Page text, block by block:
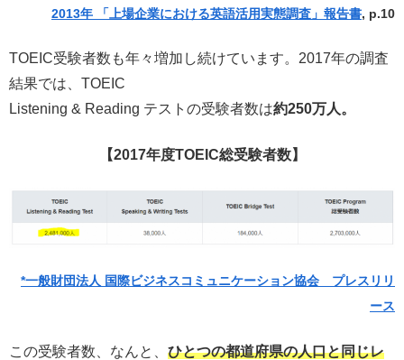
2013年 「上場企業における英語活用実態調査」報告書, p.10
TOEIC受験者数も年々増加し続けています。2017年の調査
結果では、TOEIC
Listening & Reading テストの受験者数は約250万人。
【2017年度TOEIC総受験者数】
*一般財団法人 国際ビジネスコミュニケーション協会 プレスリリ
ース
この受験者数、なんと、 ひとつの都道府県の人口と同じレ